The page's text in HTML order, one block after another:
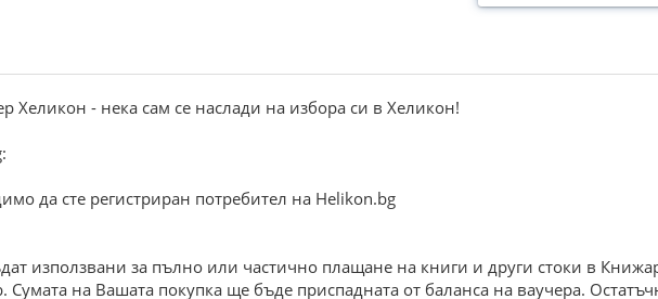
Хеликон - нека сам се наслади на избора си в Хеликон!
да сте регистриран потребител на Helikon.bg
използвани за пълно или частично плащане на книги и други стоки в
на Вашата покупка ще бъде приспадната от баланса на ваучера.